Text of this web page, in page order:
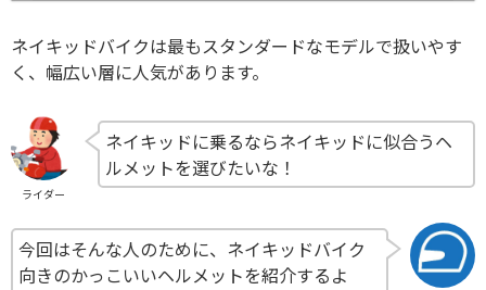
ネイキッドバイクは最もスタンダードなモデルで扱いやす
く、幅広い層に人気があります。
ライダー
ネイキッドに乗るならネイキッドに似合うヘ
ルメットを選びたいな！
今回はそんな人のために、ネイキッドバイク
向きのかっこいいヘルメットを紹介するよ